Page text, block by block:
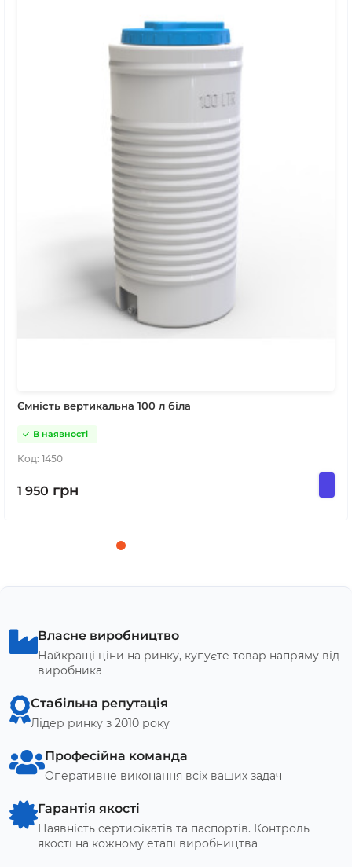
Ємність вертикальна 100 л біла
Код: 1450
В наявності
1 950 грн
Власне виробництво
Найкращі ціни на ринку, купуєте товар напряму від
виробника
Стабільна репутація
Лідер ринку з 2010 року
Професійна команда
Оперативне виконання всіх ваших задач
Гарантія якості
Наявність сертифікатів та паспортів. Контроль
якості на кожному етапі виробництва